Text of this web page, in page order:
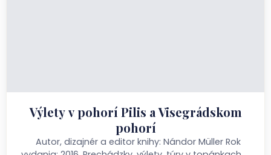
Výlety v pohorí Pilis a Visegrádskom
pohorí
Autor, dizajnér a editor knihy: Nándor Müller Rok